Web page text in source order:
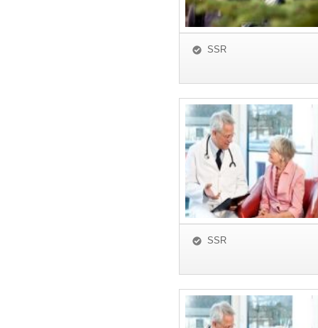
SSR
SSR